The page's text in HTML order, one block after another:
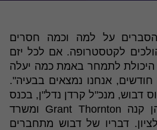
על למה וכמה חסרים
לקטסטרופה. אם לכל יזם
היכולת לתמחר באמת כמה יעלה
אנחנו נמצאים בבעיה".
דבוש, מנכ"ל קרדן נדל"ן, בכנס
נדל"ן של פירמת פאהן קנה Grant Thornton ומשרד
דבריו של דבוש מתחברים